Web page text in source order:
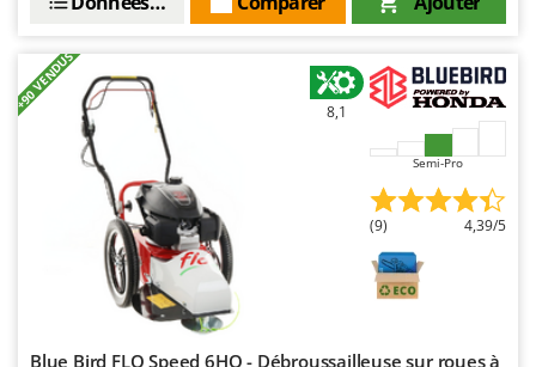
+90 VENDUS 8,1
Semi-Pro
(9) 4,39/5
Blue Bird FLO Speed 6HO - Débroussailleuse sur roues à